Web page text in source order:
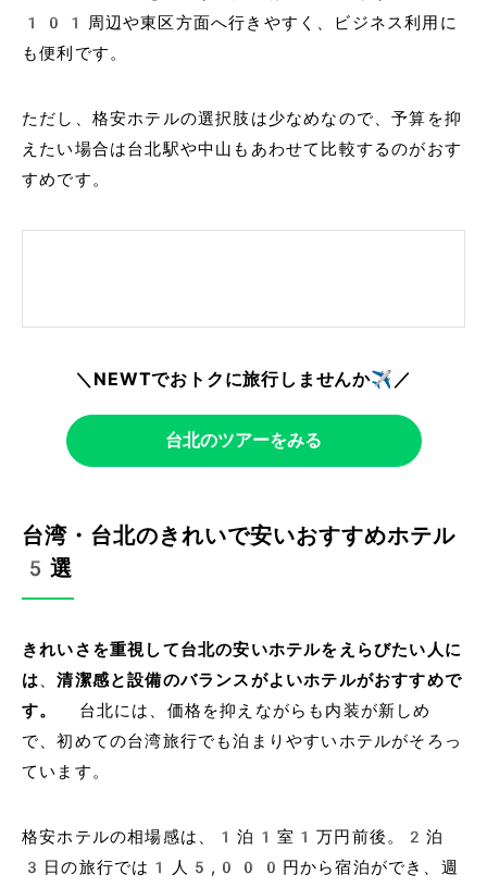
101周辺や東区方面へ行きやすく、ビジネス利用に
も便利です。
ただし、格安ホテルの選択肢は少なめなので、予算を抑
えたい場合は台北駅や中山もあわせて比較するのがおす
すめです。
＼NEWTでおトクに旅行しませんか✈️／
台北のツアーをみる
台湾・台北のきれいで安いおすすめホテル
5選
きれいさを重視して台北の安いホテルをえらびたい人に
は、清潔感と設備のバランスがよいホテルがおすすめで
す。
台北には、価格を抑えながらも内装が新しめ
で、初めての台湾旅行でも泊まりやすいホテルがそろっ
ています。
格安ホテルの相場感は、1泊1室1万円前後。2泊
3日の旅行では1人5,000円から宿泊ができ、週